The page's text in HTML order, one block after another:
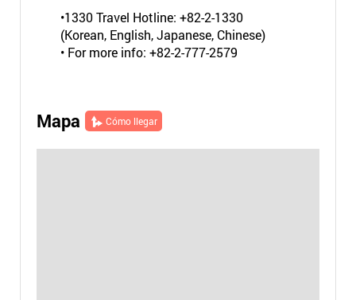
•1330 Travel Hotline: +82-2-1330
(Korean, English, Japanese, Chinese)
• For more info: +82-2-777-2579
Mapa Cómo llegar